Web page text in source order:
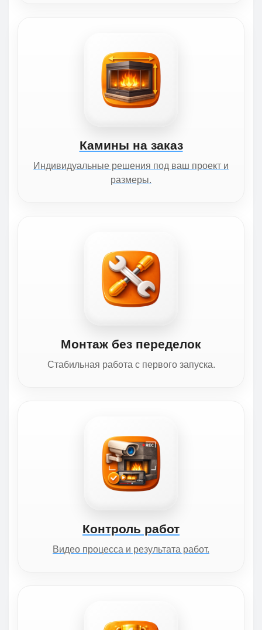
Камины на заказ
Индивидуальные решения под ваш проект и
размеры.
Монтаж без переделок
Стабильная работа с первого запуска.
Контроль работ
Видео процесса и результата работ.